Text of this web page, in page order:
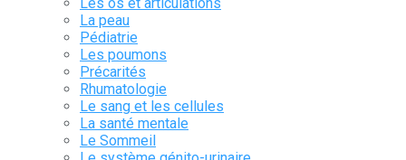
La peau
Pédiatrie
Les poumons
Précarités
Rhumatologie
Le sang et les cellules
La santé mentale
Le Sommeil